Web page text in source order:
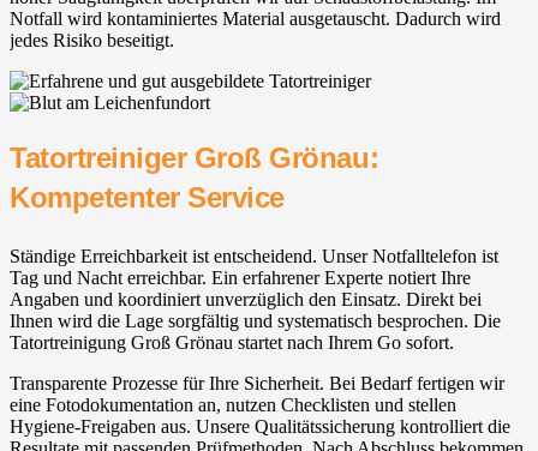
Notfall wird kontaminiertes Material ausgetauscht. Dadurch wird
jedes Risiko beseitigt.
Tatortreiniger Groß Grönau:
Kompetenter Service
Ständige Erreichbarkeit ist entscheidend. Unser Notfalltelefon ist
Tag und Nacht erreichbar. Ein erfahrener Experte notiert Ihre
Angaben und koordiniert unverzüglich den Einsatz. Direkt bei
Ihnen wird die Lage sorgfältig und systematisch besprochen. Die
Tatortreinigung Groß Grönau startet nach Ihrem Go sofort.
Transparente Prozesse für Ihre Sicherheit. Bei Bedarf fertigen wir
eine Fotodokumentation an, nutzen Checklisten und stellen
Hygiene-Freigaben aus. Unsere Qualitätssicherung kontrolliert die